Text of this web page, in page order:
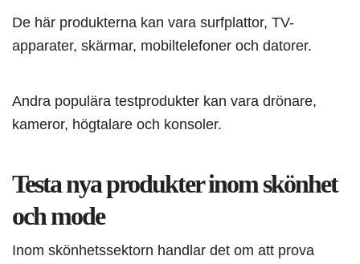
De här produkterna kan vara surfplattor, TV-
apparater, skärmar, mobiltelefoner och datorer.
Andra populära testprodukter kan vara drönare,
kameror, högtalare och konsoler.
Testa nya produkter inom skönhet
och mode
Inom skönhetssektorn handlar det om att prova